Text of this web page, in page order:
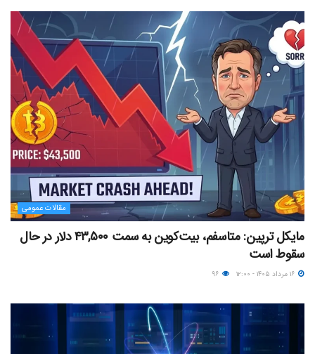
مقالات عمومی
مایکل ترپین: متاسفم، بیت‌کوین به سمت ۴۳,۵۰۰ دلار در حال
سقوط است